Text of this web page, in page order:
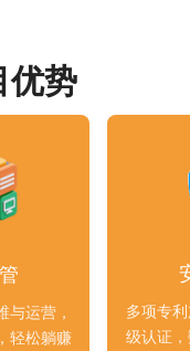
优势
与运营，
轻松躺赚
多项专
级认证